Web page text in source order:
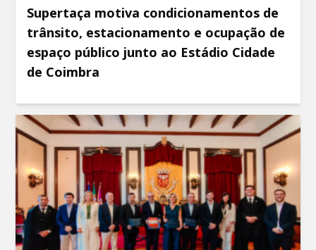
Supertaça motiva condicionamentos de
trânsito, estacionamento e ocupação de
espaço público junto ao Estádio Cidade
de Coimbra